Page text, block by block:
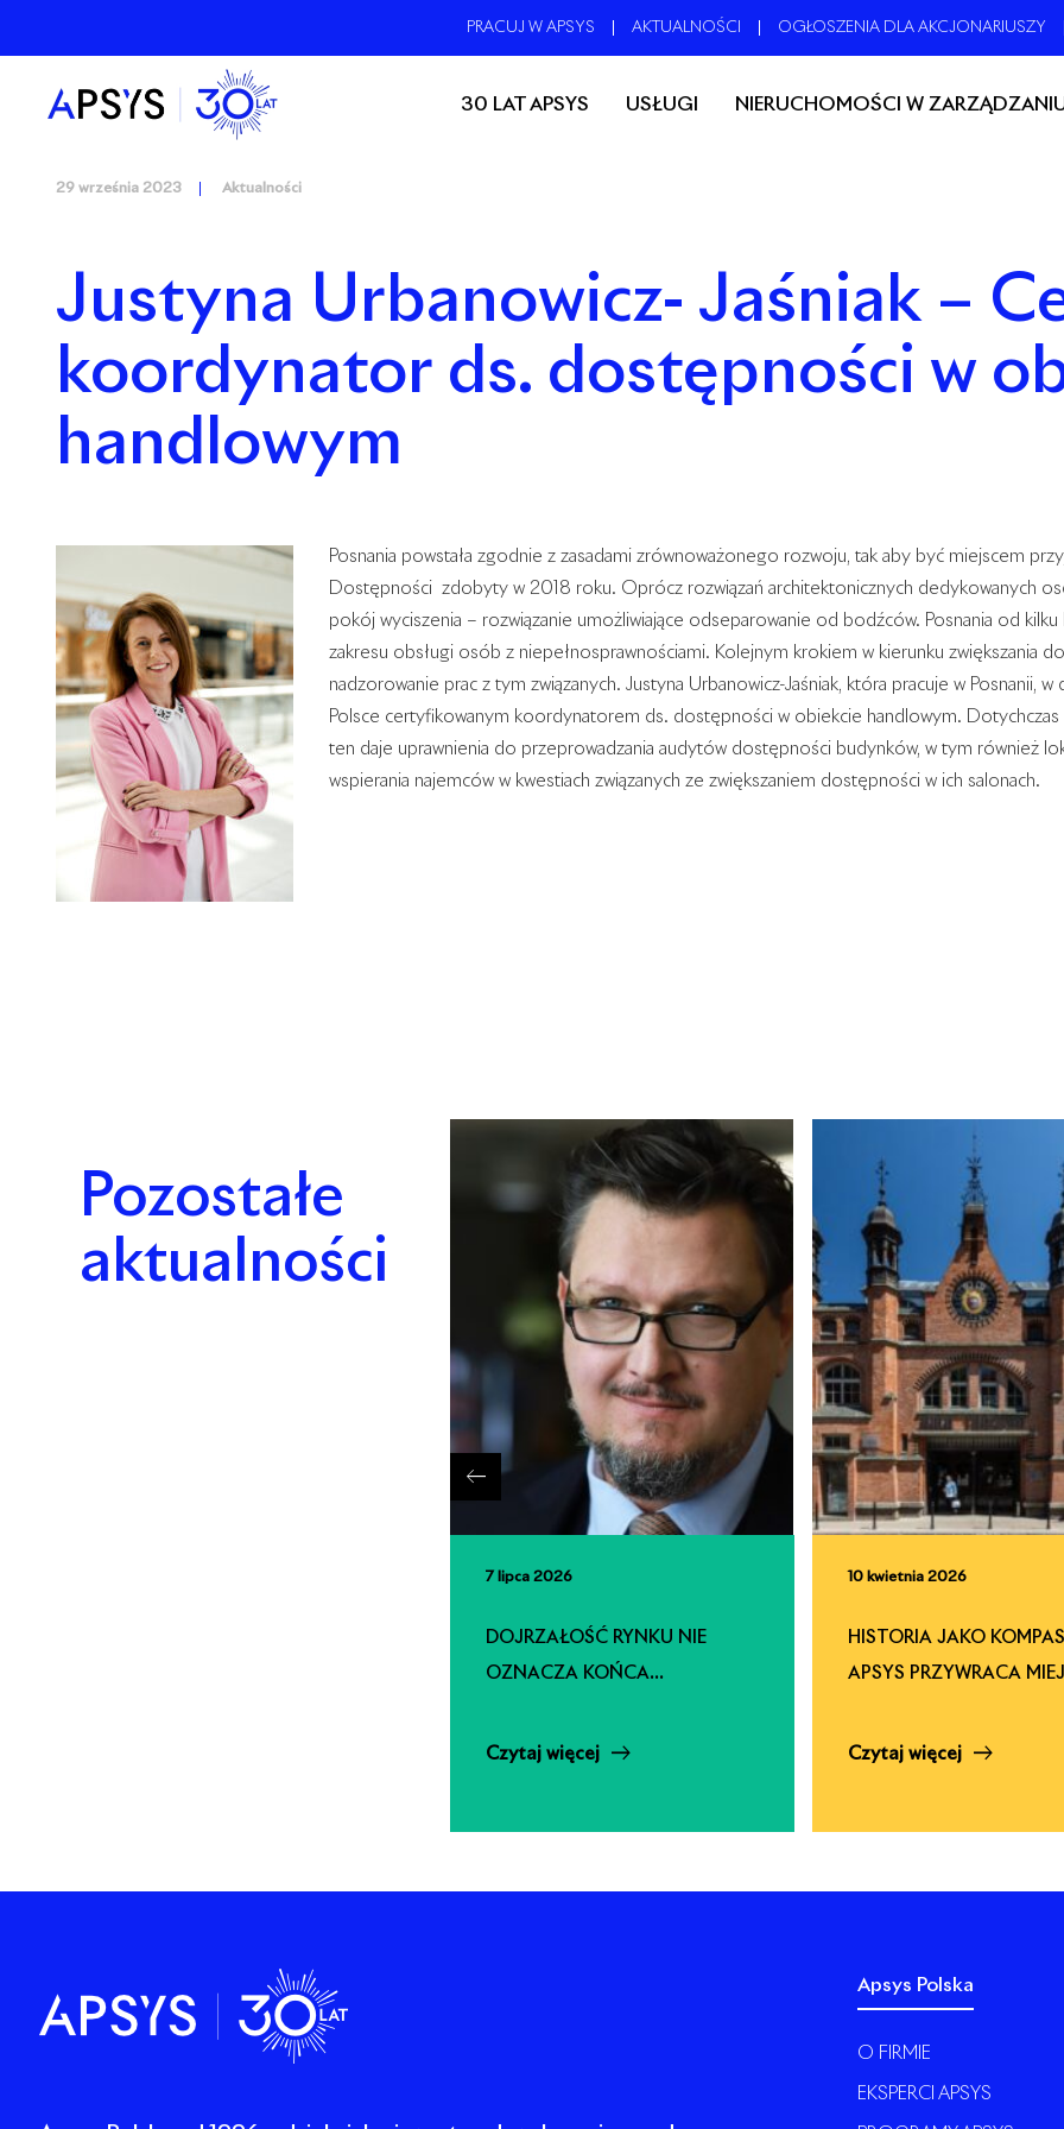
PRACUJ W APSYS AKTUALNOŚCI OGŁOSZENIA DLA AKCJONARIUSZY
30 LAT APSYS USŁUGI NIERUCHOMOŚCI W
29 września 2023 Aktualności
Justyna Urbanowicz- Jaśniak –
koordynator ds. dostępności w
handlowym
Posnania powstała zgodnie z zasadami zrównoważonego rozwoju, tak aby być miejscem
Dostępności zdobyty w 2018 roku. Oprócz rozwiązań architektonicznych dedykowanych
pokój wyciszenia – rozwiązanie umożliwiające odseparowanie od bodźców. Posnania od
zakresu obsługi osób z niepełnosprawnościami. Kolejnym krokiem w kierunku zwiększania
nadzorowanie prac z tym związanych. Justyna Urbanowicz-Jaśniak, która pracuje w Posnanii,
Polsce certyfikowanym koordynatorem ds. dostępności w obiekcie handlowym.
ten daje uprawnienia do przeprowadzania audytów dostępności budynków, w tym również
wspierania najemców w kwestiach związanych ze zwiększaniem dostępności w ich salonach.
Pozostałe
aktualności
7 lipca 2026
DOJRZAŁOŚĆ RYNKU NIE
OZNACZA KOŃCA
Czytaj więcej
10 kwietnia 2026
HISTORIA JAKO
APSYS PRZYWRACA
Czytaj więcej
Apsys Polska
O FIRMIE
EKSPERCI APSYS